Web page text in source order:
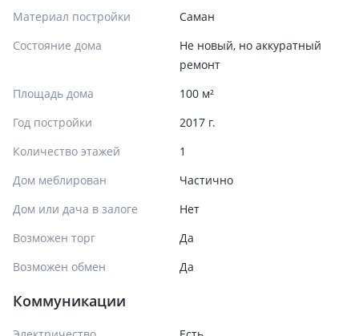
Материал постройки
Саман
Состояние дома
Не новый, но аккуратный
ремонт
Площадь дома
100 м²
Год постройки
2017 г.
Количество этажей
1
Дом меблирован
Частично
Дом или дача в залоге
Нет
Возможен торг
Да
Возможен обмен
Да
Коммуникации